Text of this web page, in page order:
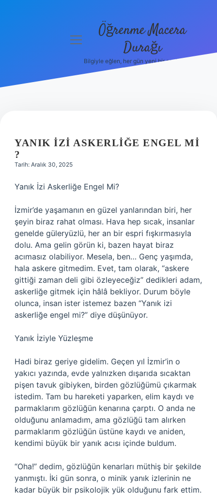
Hakkımızda
menüyü Öğrenme Macera
Durağı
Bilgiyle eğlen, her gün yeni bir şeyler öğren!
YANIK IZI ASKERLIĞE ENGEL MI
?
Tarih: Aralık 30, 2025
Yanık İzi Askerliğe Engel Mi?
İzmir’de yaşamanın en güzel yanlarından biri, her
şeyin biraz rahat olması. Hava hep sıcak, insanlar
genelde güleryüzlü, her an bir espri fışkırmasıyla
dolu. Ama gelin görün ki, bazen hayat biraz
acımasız olabiliyor. Mesela, ben… Genç yaşımda,
hala askere gitmedim. Evet, tam olarak, “askere
gittiği zaman deli gibi özleyeceğiz” dedikleri adam,
askerliğe gitmek için hâlâ bekliyor. Durum böyle
olunca, insan ister istemez bazen “Yanık izi
askerliğe engel mi?” diye düşünüyor.
Yanık İziyle Yüzleşme
Hadi biraz geriye gidelim. Geçen yıl İzmir’in o
yakıcı yazında, evde yalnızken dışarıda sıcaktan
pişen tavuk gibiyken, birden gözlüğümü çıkarmak
istedim. Tam bu hareketi yaparken, elim kaydı ve
parmaklarım gözlüğün kenarına çarptı. O anda ne
olduğunu anlamadım, ama gözlüğü tam alırken
parmaklarım gözlüğün üstüne kaydı ve aniden,
kendimi büyük bir yanık acısı içinde buldum.
“Oha!” dedim, gözlüğün kenarları müthiş bir şekilde
yanmıştı. İki gün sonra, o minik yanık izlerinin ne
kadar büyük bir psikolojik yük olduğunu fark ettim.